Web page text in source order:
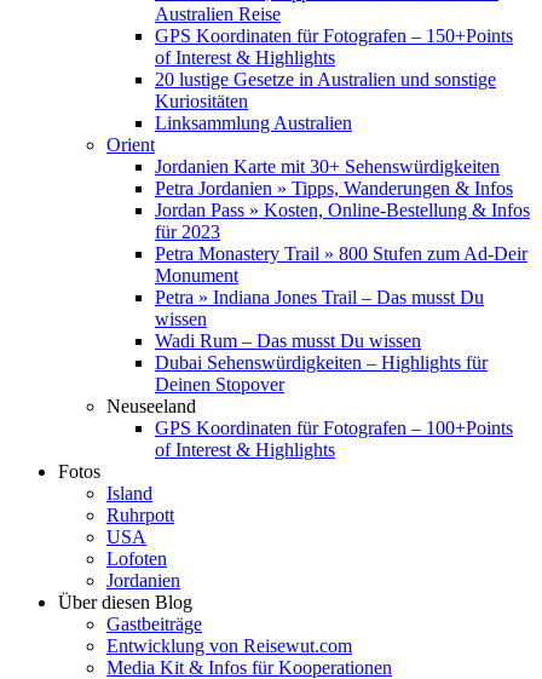
Australien Reise
GPS Koordinaten für Fotografen – 150+Points
of Interest & Highlights
20 lustige Gesetze in Australien und sonstige
Kuriositäten
Linksammlung Australien
Orient
Jordanien Karte mit 30+ Sehenswürdigkeiten
Petra Jordanien » Tipps, Wanderungen & Infos
Jordan Pass » Kosten, Online-Bestellung & Infos
für 2023
Petra Monastery Trail » 800 Stufen zum Ad-Deir
Monument
Petra » Indiana Jones Trail – Das musst Du
wissen
Wadi Rum – Das musst Du wissen
Dubai Sehenswürdigkeiten – Highlights für
Deinen Stopover
Neuseeland
GPS Koordinaten für Fotografen – 100+Points
of Interest & Highlights
Fotos
Island
Ruhrpott
USA
Lofoten
Jordanien
Über diesen Blog
Gastbeiträge
Entwicklung von Reisewut.com
Media Kit & Infos für Kooperationen